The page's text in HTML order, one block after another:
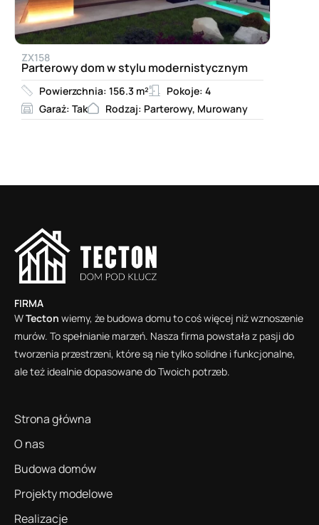
ZX158
Parterowy dom w stylu modernistycznym
Powierzchnia: 156.3 m²
Pokoje: 4
Garaż: Tak
Rodzaj: Parterowy, Murowany
FIRMA
WTecton wiemy, że budowa domu to coś więcej niż wznoszenie
murów. To spełnianie marzeń. Nasza firma powstała z pasji do
tworzenia przestrzeni, które są nie tylko solidne i funkcjonalne,
ale też idealnie dopasowane do Twoich potrzeb.
Strona główna
O nas
Budowa domów
Projekty modelowe
Realizacje